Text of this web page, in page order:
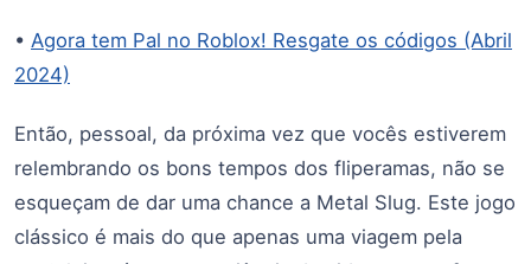
• Agora tem Pal no Roblox! Resgate os códigos (Abril
2024)
Então, pessoal, da próxima vez que vocês estiverem
relembrando os bons tempos dos fliperamas, não se
esqueçam de dar uma chance a Metal Slug. Este jogo
clássico é mais do que apenas uma viagem pela